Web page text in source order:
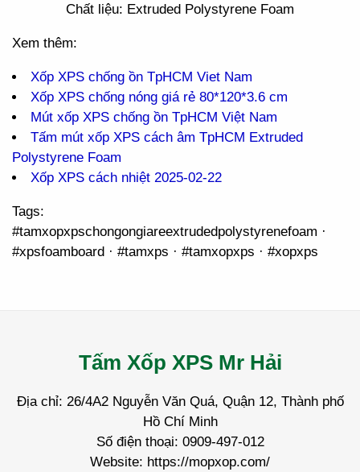
Chất liệu: Extruded Polystyrene Foam
Xem thêm:
Xốp XPS chống ồn TpHCM Viet Nam
Xốp XPS chống nóng giá rẻ 80*120*3.6 cm
Mút xốp XPS chống ồn TpHCM Việt Nam
Tấm mút xốp XPS cách âm TpHCM Extruded
Polystyrene Foam
Xốp XPS cách nhiệt 2025-02-22
Tags:
#tamxopxpschongongiareextrudedpolystyrenefoam ·
#xpsfoamboard · #tamxps · #tamxopxps · #xopxps
Tấm Xốp XPS Mr Hải
Địa chỉ: 26/4A2 Nguyễn Văn Quá, Quận 12, Thành phố
Hồ Chí Minh
Số điện thoại: 0909-497-012
Website: https://mopxop.com/